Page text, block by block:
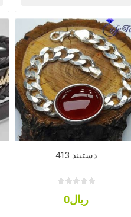
دستبند 413
ریال0